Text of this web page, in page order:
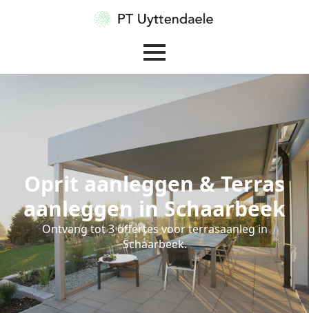
Oprit aanleggen & Terras
aanleggen in Schaarbeek
Ontvang tot 3 offertes voor terrasaanleg in
Schaarbeek.